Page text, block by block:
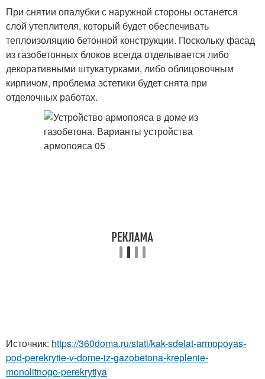
При снятии опалубки с наружной стороны останется
слой утеплителя, который будет обеспечивать
теплоизоляцию бетонной конструкции. Поскольку фасад
из газобетонных блоков всегда отделывается либо
декоративными штукатурками, либо облицовочным
кирпичом, проблема эстетики будет снята при
отделочных работах.
Источник: https://360doma.ru/stati/kak-sdelat-armopoyas-
pod-perekrytie-v-dome-iz-gazobetona-kreplenie-
monolitnogo-perekrytiya